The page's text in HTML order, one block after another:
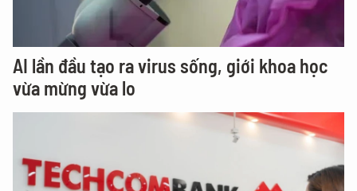
AI lần đầu tạo ra virus sống, giới khoa học
vừa mừng vừa lo